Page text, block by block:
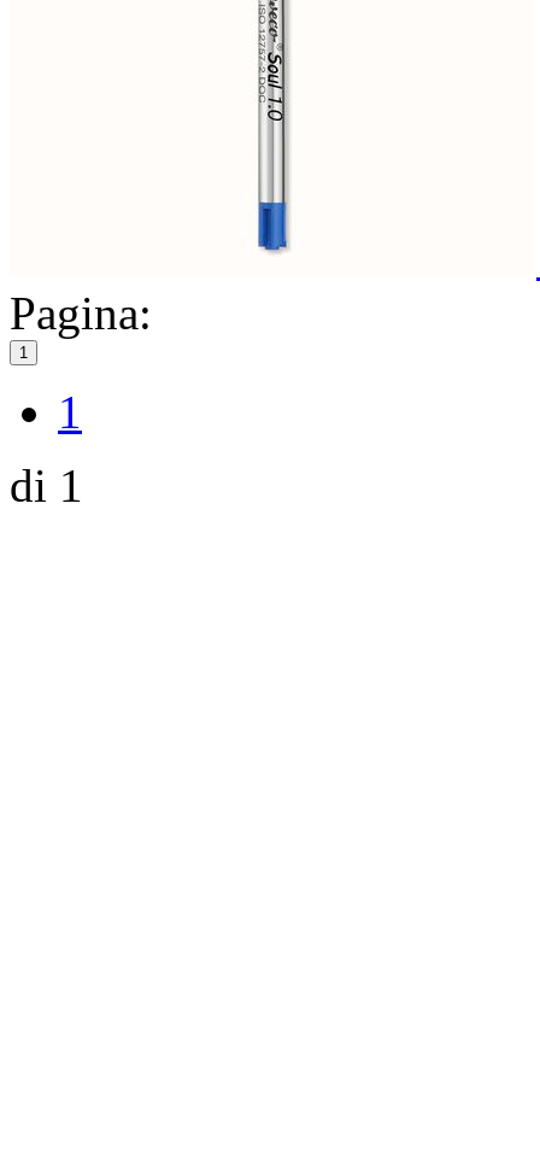
Pagina:
1
1
di 1